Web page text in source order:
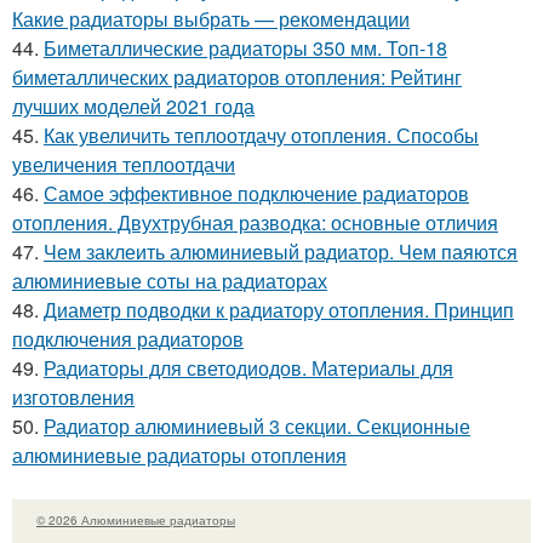
Какие радиаторы выбрать — рекомендации
44. Биметаллические радиаторы 350 мм. Топ-18
биметаллических радиаторов отопления: Рейтинг
лучших моделей 2021 года
45. Как увеличить теплоотдачу отопления. Способы
увеличения теплоотдачи
46. Самое эффективное подключение радиаторов
отопления. Двухтрубная разводка: основные отличия
47. Чем заклеить алюминиевый радиатор. Чем паяются
алюминиевые соты на радиаторах
48. Диаметр подводки к радиатору отопления. Принцип
подключения радиаторов
49. Радиаторы для светодиодов. Материалы для
изготовления
50. Радиатор алюминиевый 3 секции. Секционные
алюминиевые радиаторы отопления
© 2026 Алюминиевые радиаторы